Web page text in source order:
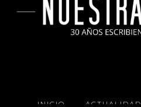
INICIO ACTUALIDAD